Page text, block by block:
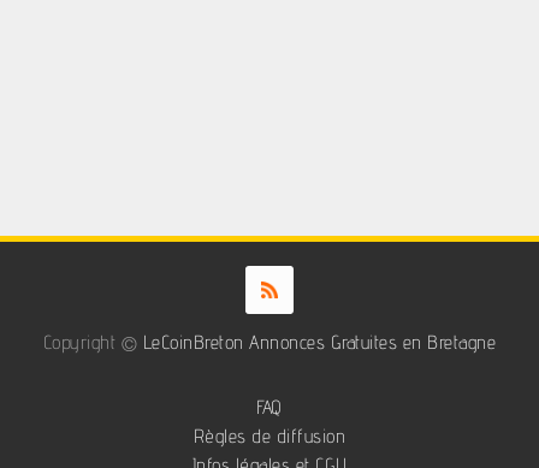
Copyright © LeCoinBreton Annonces Gratuites en Bretagne
FAQ
Règles de diffusion